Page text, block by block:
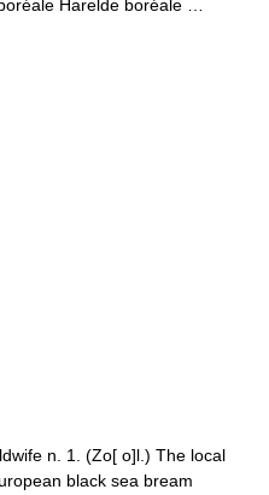
Harelde boréale …
n. 1. (Zo[ o]l.) The local
black sea bream